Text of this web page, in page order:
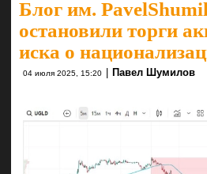
Блог им.
остановили торги
иска о
04 июля 2025, 15:20 Павел Шумилов